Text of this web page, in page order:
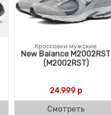
Кроссовки мужские
New Balance M2002RST
(M2002RST)
24.999 р
Смотреть